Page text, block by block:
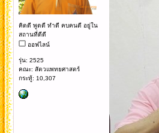
คิดดี พูดดี ทำดี คบคนดี อยู่ใน
สถานที่ดีดี
ออฟไลน์
รุ่น: 2525
คณะ: สัตวแพทยศาสตร์
กระทู้: 10,307